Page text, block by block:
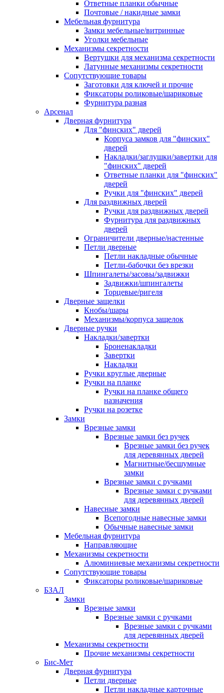
Ответные планки обычные
Почтовые / накидные замки
Мебельная фурнитура
Замки мебельные/витринные
Уголки мебельные
Механизмы секретности
Вертушки для механизма секретности
Латунные механизмы секретности
Сопутствующие товары
Заготовки для ключей и прочие
Фиксаторы роликовые/шариковые
Фурнитура разная
Арсенал
Дверная фурнитура
Для "финских" дверей
Корпуса замков для "финских"
дверей
Накладки/заглушки/завертки для
"финских" дверей
Ответные планки для "финских"
дверей
Ручки для "финских" дверей
Для раздвижных дверей
Ручки для раздвижных дверей
Фурнитура для раздвижных
дверей
Ограничители дверные/настенные
Петли дверные
Петли накладные обычные
Петли-бабочки без врезки
Шпингалеты/засовы/задвижки
Задвижки/шпингалеты
Торцевые/ригеля
Дверные защелки
Кнобы/шары
Механизмы/корпуса защелок
Дверные ручки
Накладки/завертки
Броненакладки
Завертки
Накладки
Ручки круглые дверные
Ручки на планке
Ручки на планке общего
назначения
Ручки на розетке
Замки
Врезные замки
Врезные замки без ручек
Врезные замки без ручек
для деревянных дверей
Магнитные/бесшумные
замки
Врезные замки с ручками
Врезные замки с ручками
для деревянных дверей
Навесные замки
Всепогодные навесные замки
Обычные навесные замки
Мебельная фурнитура
Направляющие
Механизмы секретности
Алюминиевые механизмы секретности
Сопутствующие товары
Фиксаторы роликовые/шариковые
БЗАЛ
Замки
Врезные замки
Врезные замки с ручками
Врезные замки с ручками
для деревянных дверей
Механизмы секретности
Прочие механизмы секретности
Бис-Мет
Дверная фурнитура
Петли дверные
Петли накладные карточные